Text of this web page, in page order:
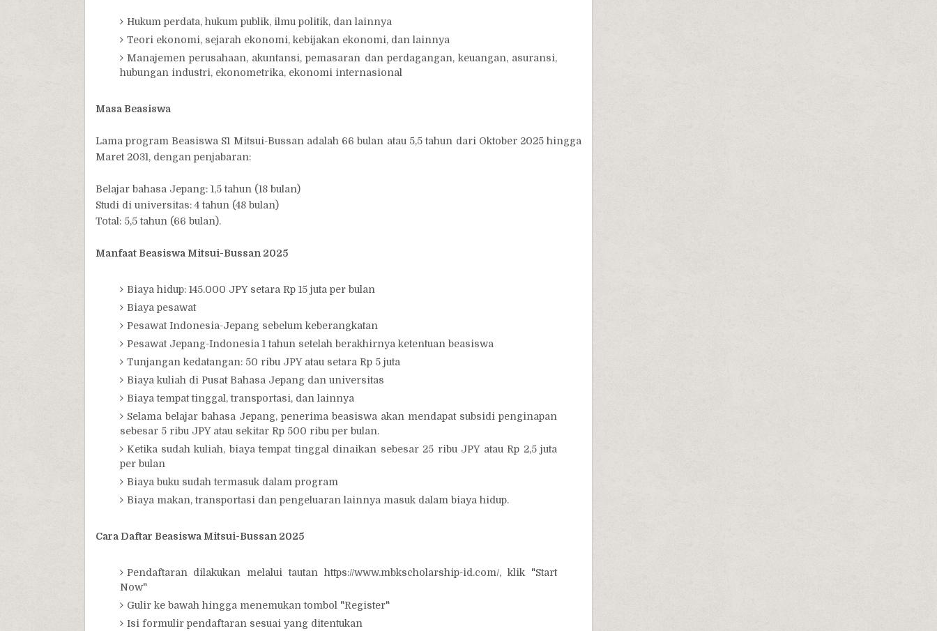
Hukum perdata, hukum publik, ilmu politik, dan lainnya
Teori ekonomi, sejarah ekonomi, kebijakan ekonomi, dan lainnya
Manajemen perusahaan, akuntansi, pemasaran dan perdagangan, keuangan, asuransi,
hubungan industri, ekonometrika, ekonomi internasional
Masa Beasiswa
Lama program Beasiswa S1 Mitsui-Bussan adalah 66 bulan atau 5,5 tahun dari Oktober 2025 hingga
Maret 2031, dengan penjabaran:
Belajar bahasa Jepang: 1,5 tahun (18 bulan)
Studi di universitas: 4 tahun (48 bulan)
Total: 5,5 tahun (66 bulan).
Manfaat Beasiswa Mitsui-Bussan 2025
Biaya hidup: 145.000 JPY setara Rp 15 juta per bulan
Biaya pesawat
Pesawat Indonesia-Jepang sebelum keberangkatan
Pesawat Jepang-Indonesia 1 tahun setelah berakhirnya ketentuan beasiswa
Tunjangan kedatangan: 50 ribu JPY atau setara Rp 5 juta
Biaya kuliah di Pusat Bahasa Jepang dan universitas
Biaya tempat tinggal, transportasi, dan lainnya
Selama belajar bahasa Jepang, penerima beasiswa akan mendapat subsidi penginapan
sebesar 5 ribu JPY atau sekitar Rp 500 ribu per bulan.
Ketika sudah kuliah, biaya tempat tinggal dinaikan sebesar 25 ribu JPY atau Rp 2,5 juta
per bulan
Biaya buku sudah termasuk dalam program
Biaya makan, transportasi dan pengeluaran lainnya masuk dalam biaya hidup.
Cara Daftar Beasiswa Mitsui-Bussan 2025
Pendaftaran dilakukan melalui tautan https://www.mbkscholarship-id.com/, klik "Start
Now"
Gulir ke bawah hingga menemukan tombol "Register"
Isi formulir pendaftaran sesuai yang ditentukan